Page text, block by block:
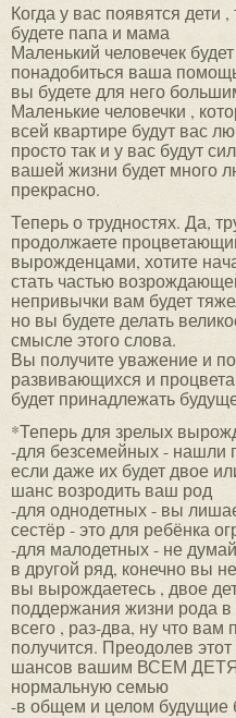
Когда у вас появятся дети
будете папа и мама
Маленький человечек
понадобиться ваша
вы будете для него
Маленькие человечки ,
всей квартире будут вас
просто так и у вас будут
вашей жизни будет много
прекрасно.
Теперь о трудностях. Да,
продолжаете
вырожденцами, хотите
стать частью
непривычки вам будет
но вы будете делать
смысле этого слова.
Вы получите уважение и
развивающихся и
будет принадлежать
*Теперь для зрелых
-для безсемейных - нашли
если даже их будет двое
шанс возродить ваш род
-для однодетных - вы
сестёр - это для ребёнка
-для малодетных - не
в другой ряд, конечно вы
вы вырождаетесь , двое
поддержания жизни рода
всего , раз-два, ну что вам
получится. Преодолев
шансов вашим ВСЕМ
нормальную семью
-в общем и целом будущие